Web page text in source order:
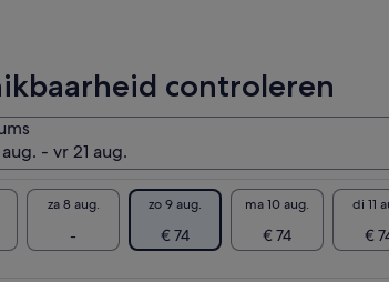
controleren
- vr 21 aug.
za 8 aug.
-
zo 9 aug.
€ 74
ma 10 aug.
€ 74
di 11
€